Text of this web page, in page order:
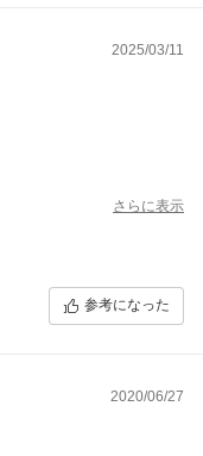
2025/03/11
さらに表示
参考になった
2020/06/27